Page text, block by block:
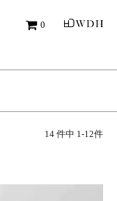
0
14 件中 1-12件